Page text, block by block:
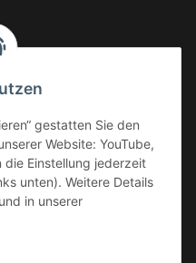
gestatten Sie den
Website: YouTube,
die Einstellung jederzeit
unten). Weitere Details
und in unserer
48
Uhr